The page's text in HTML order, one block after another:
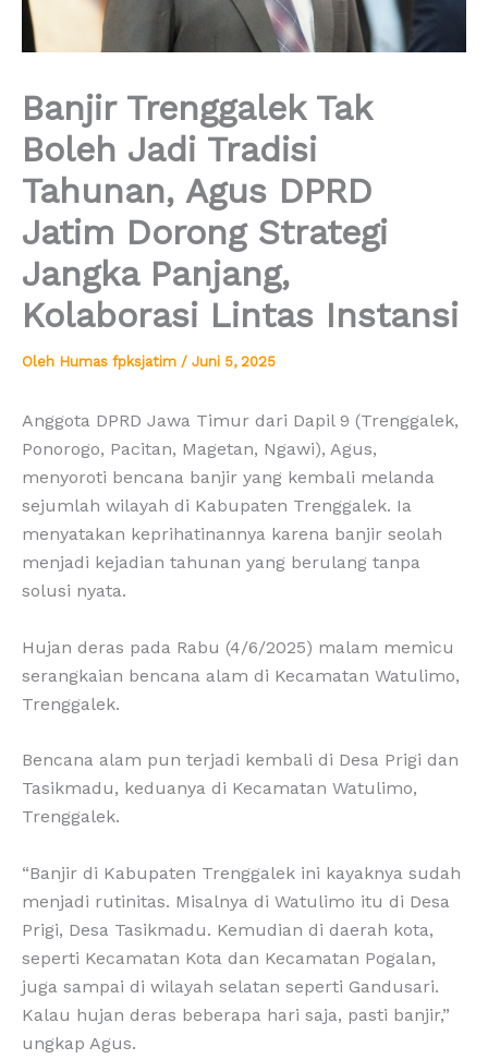
Banjir Trenggalek Tak
Boleh Jadi Tradisi
Tahunan, Agus DPRD
Jatim Dorong Strategi
Jangka Panjang,
Kolaborasi Lintas Instansi
Oleh Humas fpksjatim / Juni 5, 2025
Anggota DPRD Jawa Timur dari Dapil 9 (Trenggalek,
Ponorogo, Pacitan, Magetan, Ngawi), Agus,
menyoroti bencana banjir yang kembali melanda
sejumlah wilayah di Kabupaten Trenggalek. Ia
menyatakan keprihatinannya karena banjir seolah
menjadi kejadian tahunan yang berulang tanpa
solusi nyata.
Hujan deras pada Rabu (4/6/2025) malam memicu
serangkaian bencana alam di Kecamatan Watulimo,
Trenggalek.
Bencana alam pun terjadi kembali di Desa Prigi dan
Tasikmadu, keduanya di Kecamatan Watulimo,
Trenggalek.
“Banjir di Kabupaten Trenggalek ini kayaknya sudah
menjadi rutinitas. Misalnya di Watulimo itu di Desa
Prigi, Desa Tasikmadu. Kemudian di daerah kota,
seperti Kecamatan Kota dan Kecamatan Pogalan,
juga sampai di wilayah selatan seperti Gandusari.
Kalau hujan deras beberapa hari saja, pasti banjir,”
ungkap Agus.